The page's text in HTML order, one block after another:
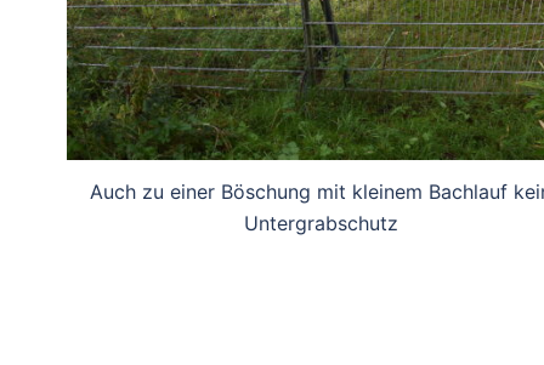
Auch zu einer Böschung mit kleinem Bachlauf
Untergrabschutz